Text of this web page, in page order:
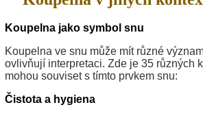
Koupelna jako symbol snu
Koupelna ve snu může mít různé
ovlivňují interpretaci. Zde je 35 různých
mohou souviset s tímto prvkem snu:
Čistota a hygiena